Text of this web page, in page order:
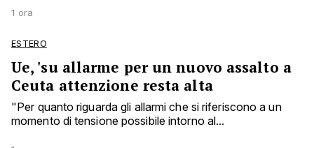
1 ora
ESTERO
Ue, 'su allarme per un nuovo assalto a
Ceuta attenzione resta alta
"Per quanto riguarda gli allarmi che si riferiscono a un
momento di tensione possibile intorno al...